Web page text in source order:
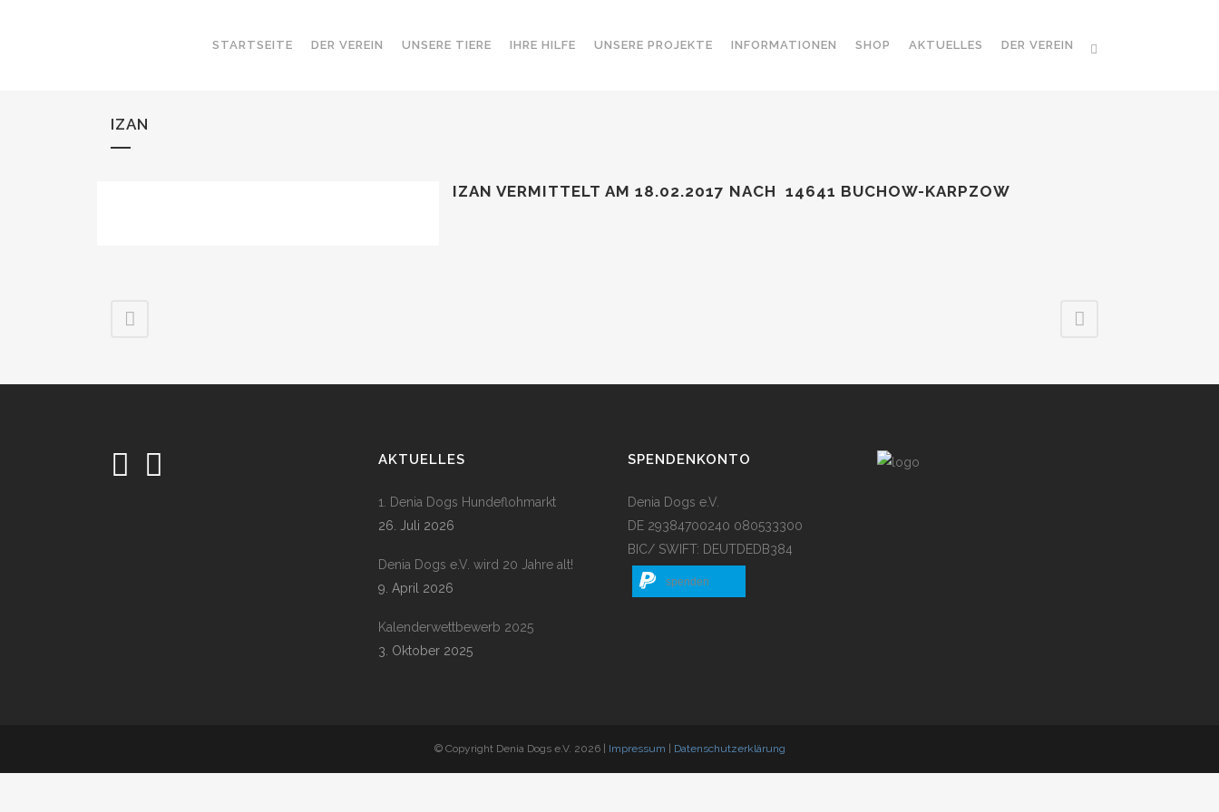
STARTSEITE DER VEREIN UNSERE TIERE IHRE HILFE UNSERE PROJEKTE INFORMATIONEN SHOP AKTUELLES DER VEREIN
IZAN
IZAN VERMITTELT AM 18.02.2017 NACH 14641 BUCHOW-KARPZOW
AKTUELLES
1. Denia Dogs Hundeflohmarkt
26. Juli 2026
Denia Dogs e.V. wird 20 Jahre alt!
9. April 2026
Kalenderwettbewerb 2025
3. Oktober 2025
SPENDENKONTO
Denia Dogs e.V.
DE 29384700240 080533300
BIC/ SWIFT: DEUTDEDB384
spenden
© Copyright Denia Dogs e.V. 2026 | Impressum Datenschutzerklärung